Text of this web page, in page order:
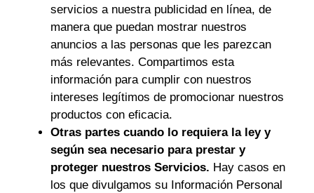
servicios a nuestra publicidad en línea, de
manera que puedan mostrar nuestros
anuncios a las personas que les parezcan
más relevantes. Compartimos esta
información para cumplir con nuestros
intereses legítimos de promocionar nuestros
productos con eficacia.
Otras partes cuando lo requiera la ley y
según sea necesario para prestar y
proteger nuestros Servicios. Hay casos en
los que divulgamos su Información Personal